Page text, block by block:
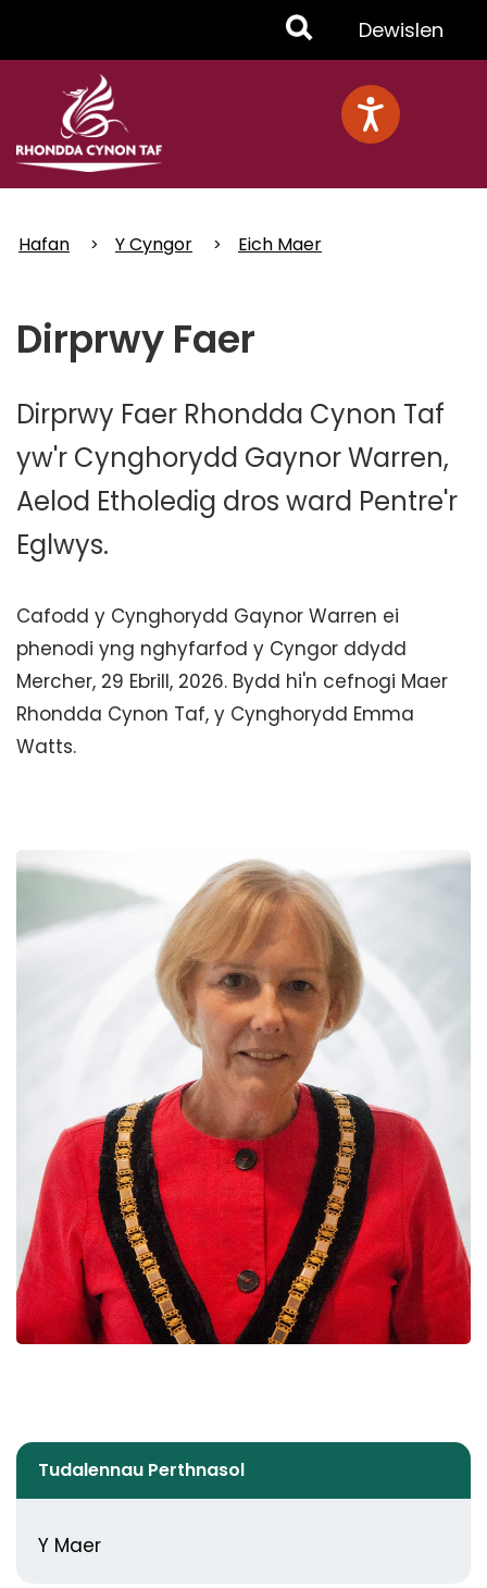
Toggle
Menu
Dewislen
Hafan Y Cyngor Eich Maer
Dirprwy Faer
Dirprwy Faer Rhondda Cynon Taf
yw'r Cynghorydd Gaynor Warren,
Aelod Etholedig dros ward Pentre'r
Eglwys.
Cafodd y Cynghorydd Gaynor Warren ei
phenodi yng nghyfarfod y Cyngor ddydd
Mercher, 29 Ebrill, 2026. Bydd hi'n cefnogi Maer
Rhondda Cynon Taf, y Cynghorydd Emma
Watts.
Tudalennau Perthnasol
Y Maer